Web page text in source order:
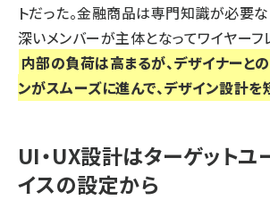
トだった。金融商品は専門知識が必要
深いメンバーが主体となってワイヤーフ
内部の負荷は高まるが、デザイナーと
ンがスムーズに進んで、デザイン設計を
UI・UX設計はターゲットユ
イスの設定から